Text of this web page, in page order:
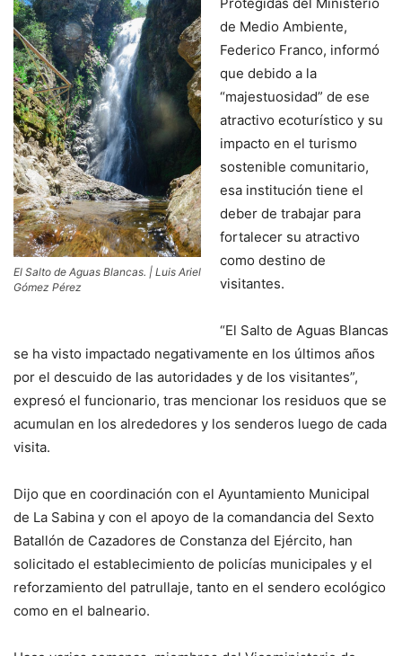
El Salto de Aguas Blancas. | Luis Ariel
Gómez Pérez
de Medio Ambiente,
Federico Franco, informó
que debido a la
“majestuosidad” de ese
atractivo ecoturístico y su
impacto en el turismo
sostenible comunitario,
esa institución tiene el
deber de trabajar para
fortalecer su atractivo
como destino de
visitantes.
“El Salto de Aguas Blancas
se ha visto impactado negativamente en los últimos años
por el descuido de las autoridades y de los visitantes”,
expresó el funcionario, tras mencionar los residuos que se
acumulan en los alrededores y los senderos luego de cada
visita.
Dijo que en coordinación con el Ayuntamiento Municipal
de La Sabina y con el apoyo de la comandancia del Sexto
Batallón de Cazadores de Constanza del Ejército, han
solicitado el establecimiento de policías municipales y el
reforzamiento del patrullaje, tanto en el sendero ecológico
como en el balneario.